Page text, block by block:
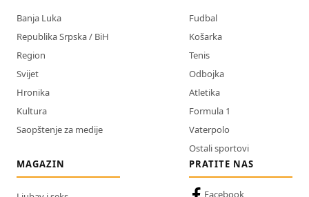
Banja Luka
Republika Srpska / BiH
Region
Svijet
Hronika
Kultura
Saopštenje za medije
Fudbal
Košarka
Tenis
Odbojka
Atletika
Formula 1
Vaterpolo
Ostali sportovi
MAGAZIN
PRATITE NAS
Facebook